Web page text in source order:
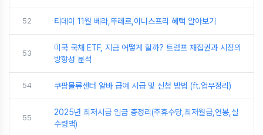
52 티데이 11월 베라,뚜레르,이니스프리 혜택 알아보기
53
미국 국채 ETF, 지금 어떻게 할까? 트럼프 재집권과 시장의
방향성 분석
54 쿠팡물류센터 알바 급여 시급 및 신청 방법 (ft.업무정리)
55
2025년 최저시급 임금 총정리(주휴수당,최저월급,연봉,실
수령액)